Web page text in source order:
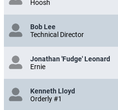
Hoosh
Bob Lee
Technical Director
Jonathan 'Fudge' Leonard
Ernie
Kenneth Lloyd
Orderly #1